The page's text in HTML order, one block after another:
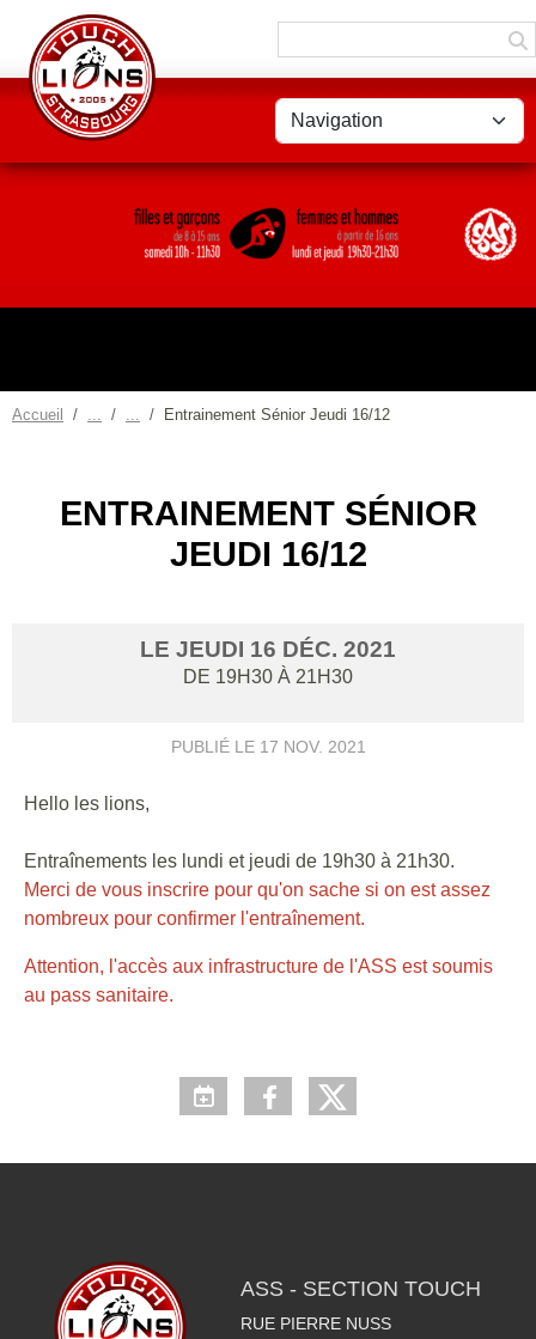
Accueil Entrainement Sénior Jeudi 16/12
ENTRAINEMENT SÉNIOR
JEUDI 16/12
LE JEUDI 16 DÉC. 2021
DE 19H30 À 21H30
PUBLIÉ LE 17 NOV. 2021
Hello les lions,
Entraînements les lundi et jeudi de 19h30 à 21h30.
Merci de vous inscrire pour qu'on sache si on est assez
nombreux pour confirmer l'entraînement.
Attention, l'accès aux infrastructure de l'ASS est soumis
au pass sanitaire.
ASS - SECTION TOUCH
RUE PIERRE NUSS
Panneau de gestion des cookies